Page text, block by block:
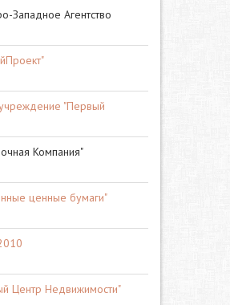
Западное Агентство
"Первый
Компания"
ценные бумаги"
Центр Недвижимости"